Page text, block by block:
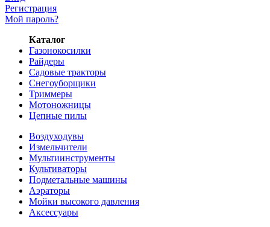
Регистрация
Мой пароль?
Каталог
Газонокосилки
Райдеры
Садовые тракторы
Снегоуборщики
Триммеры
Мотоножницы
Цепные пилы
Воздуходувы
Измельчители
Мультиинструменты
Культиваторы
Подметальные машины
Аэраторы
Мойки высокого давления
Аксессуары